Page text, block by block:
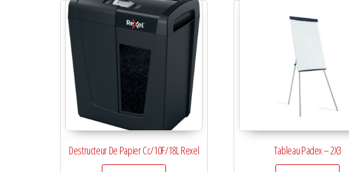
Destructeur De Papier Cc/10F/18L Rexel Tableau Padex – 2X3